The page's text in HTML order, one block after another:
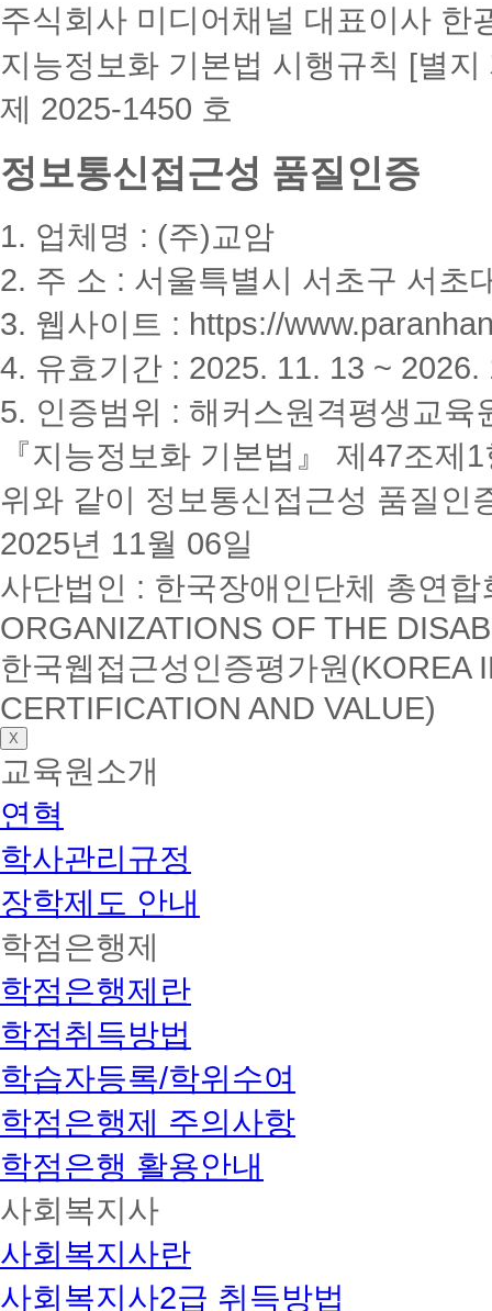
주식회사 미디어채널 대표이사 한
지능정보화 기본법 시행규칙 [별지
제 2025-1450 호
정보통신접근성 품질인증
1. 업체명 : (주)교암
2. 주 소 : 서울특별시 서초구 서초
3. 웹사이트 : https://
4. 유효기간 : 2025. 11. 13 ~ 2026.
5. 인증범위 : 해커스원격평생교육
『지능정보화 기본법』 제47조
위와 같이 정보통신접근성 품질인
2025년 11월 06일
사단법인 : 한국장애인단체 총연
ORGANIZATIONS OF THE
한국웹접근성인증평가원(KOREA
CERTIFICATION AND VALUE)
X
교육원소개
연혁
학사관리규정
장학제도 안내
학점은행제
학점은행제란
학점취득방법
학습자등록/학위수여
학점은행제 주의사항
학점은행 활용안내
사회복지사
사회복지사란
사회복지사2급 취득방법